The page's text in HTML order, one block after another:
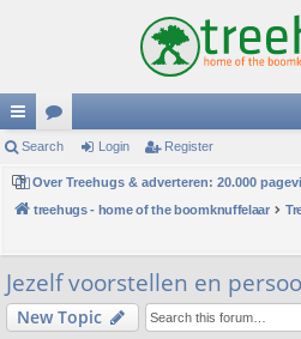
ui
ck
lin
ks
or
u
m
s
Search Login Register
Over Treehugs & adverteren: 20.000
treehugs - home of the boomknuffelaar
Jezelf voorstellen en
New Topic